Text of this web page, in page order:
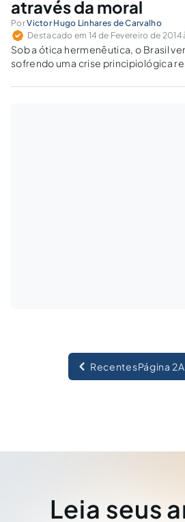
através da moral
PorVictor Hugo Linhares de Carvalho
Destacado em 14 de Fevereiro de 2014
Sob a ótica hermenêutica, o Brasil
sofrendo uma crise principiológica
princípios sem normatividade há
RecentesPágina 2
Leia seus